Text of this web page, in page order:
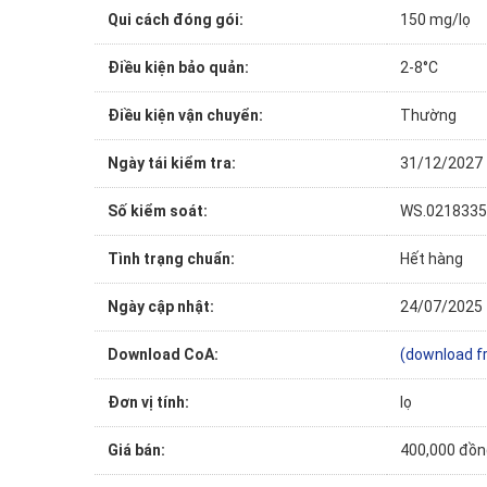
Qui cách đóng gói: 150 mg/lọ
Điều kiện bảo quản: 2-8°C
Điều kiện vận chuyển: Thường
Ngày tái kiểm tra: 31/12/2027
Số kiểm soát:
Tình trạng chuẩn: Hết hàng
Ngày cập nhật: 24/07/2025
Download CoA: (download
Đơn vị tính: lọ
Giá bán: 400,000